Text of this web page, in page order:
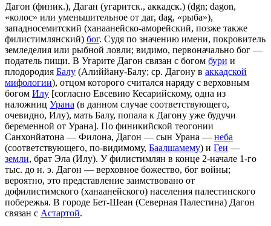
Дагон (финик.), Даган (угаритск., аккадск.) (dgn; dagon,
«колос» или уменьшительное от даг, dag, «рыба»),
западносемитский (ханаанейско-аморейский, позже также
филистимлянский) бог. Судя по значению имени, покровитель
земледелия или рыбной ловли; видимо, первоначально бог —
податель пищи. В Угарите Дагон связан с богом бури и
плодородия Балу (Алиййану-Балу; ср. Дагону в аккадской
мифологии), отцом которого считался наряду с верховным
богом Илу [согласно Евсевию Кесарийскому, одна из
наложниц Урана (в данном случае соответствующего,
очевидно, Илу), мать Балу, попала к Дагону уже будучи
беременной от Урана]. По финикийской теогонии
Санхонйатона — Филона, Дагон — сын Урана — неба
(соответствующего, по-видимому, Баалшамему) и Геи —
земли, брат Эла (Илу). У филистимлян в конце 2-начале 1-го
тыс. до н. э. Дагон — верховное божество, бог войны;
вероятно, это представление заимствовано от
дофилистимского (ханаанейского) населения палестинского
побережья. В городе Бет-Шеан (Северная Палестина) Дагон
связан с Астартой.